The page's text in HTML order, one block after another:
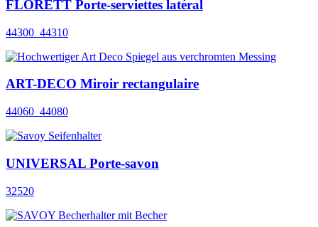
FLORETT Porte-serviettes latéral
44300_44310
ART-DECO Miroir rectangulaire
44060_44080
UNIVERSAL Porte-savon
32520